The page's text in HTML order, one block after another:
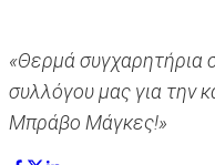
«Θερμά συγχαρητήρια
συλλόγου μας για την
Μπράβο Μάγκες!»